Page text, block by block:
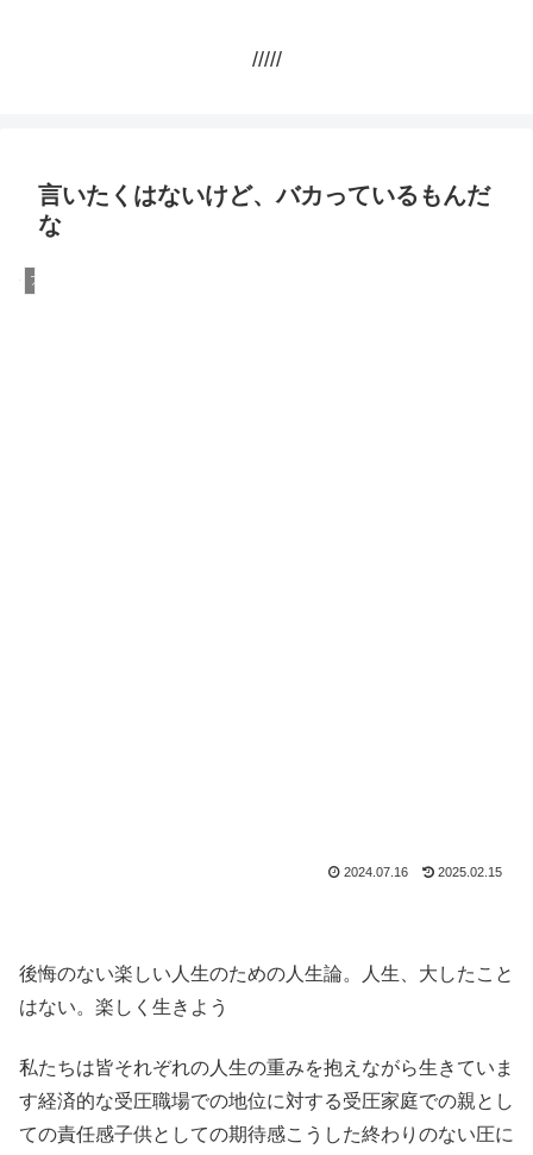
/////
言いたくはないけど、バカっているもんだ
な
アメリカ
2024.07.16 2025.02.15
後悔のない楽しい人生のための人生論。人生、大したこと
はない。楽しく生きよう
私たちは皆それぞれの人生の重みを抱えながら生きていま
す経済的な受圧職場での地位に対する受圧家庭での親とし
ての責任感子供としての期待感こうした終わりのない圧に